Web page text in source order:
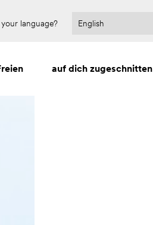
language?
auf dich zugeschnitten